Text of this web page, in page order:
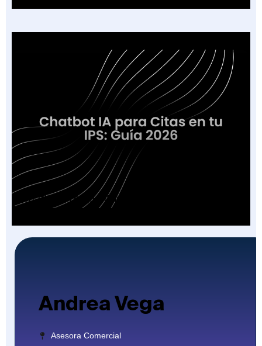
Chatbot IA para Citas en tu IPS: Guía 2026
Andrea Vega
Asesora Comercial